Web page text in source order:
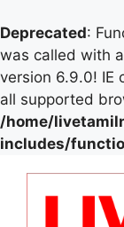
Deprecated:
was called with
version 6.9.0! IE
all supported
/home/
includes/